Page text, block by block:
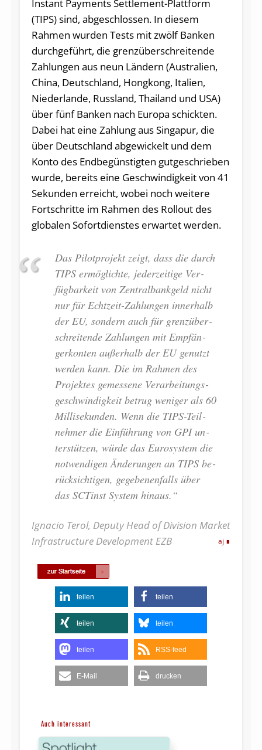
Instant Payments Settlement-Plattform
(TIPS) sind, abgeschlossen. In diesem
Rahmen wurden Tests mit zwölf Banken
durchgeführt, die grenzüberschreitende
Zahlungen aus neun Ländern (Australien,
China, Deutschland, Hongkong, Italien,
Niederlande, Russland, Thailand und USA)
über fünf Banken nach Europa schickten.
Dabei hat eine Zahlung aus Singapur, die
über Deutschland abgewickelt und dem
Konto des Endbegünstigten gutgeschrieben
wurde, bereits eine Geschwindigkeit von 41
Sekunden erreicht, wobei noch weitere
Fortschritte im Rahmen des Rollout des
globalen Sofortdienstes erwartet werden.
Das Pi­lot­pro­jekt zeigt, dass die durch
TIPS er­mög­lich­te, je­der­zei­ti­ge Ver­
füg­bar­keit von Zen­tral­bank­geld nicht
nur für Echt­zeit-Zah­lun­gen in­ner­halb
der EU, son­dern auch für grenz­über­
schrei­ten­de Zah­lun­gen mit Emp­fän­
ger­kon­ten au­ßer­halb der EU ge­nutzt
wer­den kann. Die im Rah­men des
Pro­jek­tes ge­mes­se­ne Ver­ar­bei­tungs­
ge­schwin­dig­keit be­trug we­ni­ger als 60
Mil­li­se­kun­den. Wenn die TIPS-Teil­
neh­mer die Ein­füh­rung von GPI un­
ter­stüt­zen, wür­de das Eu­ro­sys­tem die
not­wen­di­gen Än­de­run­gen an TIPS be­
rück­sich­ti­gen, ge­ge­be­nen­falls über
das SC­Tinst Sys­tem hinaus.“
Ignacio Terol, Deputy Head of Division Market
Infrastructure Development EZB
aj
teilen teilen
teilen teilen
teilen RSS-feed
E-Mail drucken
Auch interessant